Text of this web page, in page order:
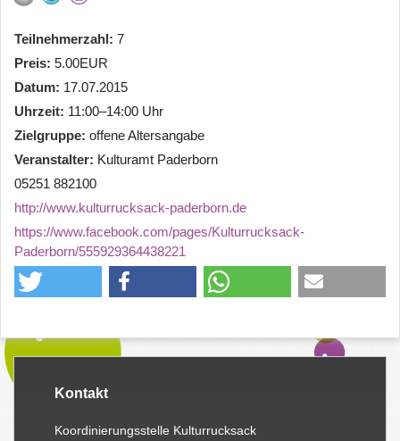
Teilnehmerzahl 7
Preis 5.00EUR
Datum 17.07.2015
Uhrzeit 11:00–14:00 Uhr
Zielgruppe offene Altersangabe
Veranstalter Kulturamt Paderborn
05251 882100
http://www.kulturrucksack-paderborn.de
https://www.facebook.com/pages/Kulturrucksack-
Paderborn/555929364438221
Kontakt
Koordinierungsstelle Kulturrucksack